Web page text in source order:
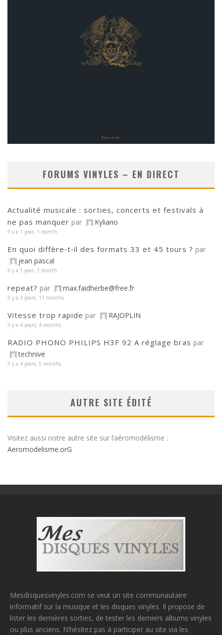
FORUMS VINYLES – EN DIRECT
Actualité musicale : sorties, concerts et festivals à
ne pas manquer par Kyliano
Il y a 1 year, 1 month
En quoi diffère‑t‑il des formats 33 et 45 tours ? par
jean pascal
Il y a 1 year, 1 month
repeat? par max.faidherbe@free.fr
Il y a 3 years, 11 months
Vitesse trop rapide par RAJOPLIN
Il y a 4 years, 4 months
RADIO PHONO PHILIPS H3F 92 A réglage bras par
technive
Il y a 4 years, 5 months
AUTRE SITE ÉDITÉ
Visitez aussi notre autre site sur l’aéromodélisme :
Aeromodelisme.orG
Mesdisquesvinyles.com se veut un site communautaire
informatif sur la musique et les disques vinyles. Il propose de
lister les dernières sorties, de tester les derniers albums vinyles
ou plus anciens. N’hésitez pas à participer au site via les